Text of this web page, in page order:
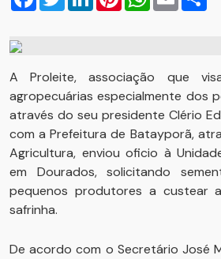
A Proleite, associação que
agropecuárias especialmente dos
através do seu presidente Clério
com a Prefeitura de Batayporã,
Agricultura, enviou oficio à
em Dourados, solicitando
pequenos produtores a custear
safrinha.
De acordo com o Secretário José